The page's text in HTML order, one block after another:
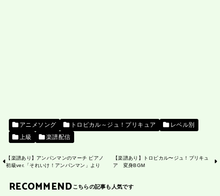
アニメソング トロピカル～ジュ！プリキュア
レベル別
上級
楽譜配信
【楽譜あり】アンパンマンのマーチ ピアノ
初級ver.「それいけ！アンパンマン」より
【楽譜あり】トロピカル〜ジュ！プリキュ
ア 変身BGM
RECOMMEND